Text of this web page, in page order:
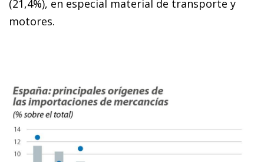
(21,4%), en especial material de transporte y
motores.